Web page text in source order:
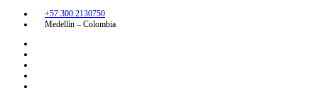
+57 300 2130750
Medellín – Colombia